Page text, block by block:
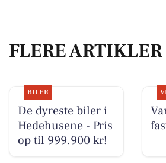
FLERE ARTIKLER
BILER
De dyreste biler i
Hedehusene - Pris
op til 999.900 kr!